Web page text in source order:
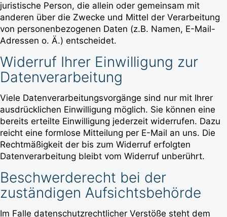
juristische Person, die allein oder gemeinsam mit
anderen über die Zwecke und Mittel der Verarbeitung
von personenbezogenen Daten (z.B. Namen, E-Mail-
Adressen o. Ä.) entscheidet.
Widerruf Ihrer Einwilligung zur
Datenverarbeitung
Viele Datenverarbeitungsvorgänge sind nur mit Ihrer
ausdrücklichen Einwilligung möglich. Sie können eine
bereits erteilte Einwilligung jederzeit widerrufen. Dazu
reicht eine formlose Mitteilung per E-Mail an uns. Die
Rechtmäßigkeit der bis zum Widerruf erfolgten
Datenverarbeitung bleibt vom Widerruf unberührt.
Beschwerderecht bei der
zuständigen Aufsichtsbehörde
Im Falle datenschutzrechtlicher Verstöße steht dem